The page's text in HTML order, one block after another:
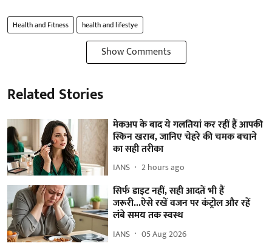
Health and Fitness health and lifestye
Show Comments
Related Stories
मेकअप के बाद ये गलतियां कर रहीं हैं आपकी
स्किन खराब, जानिए चेहरे की चमक बचाने
का सही तरीका
IANS 2 hours ago
सिर्फ डाइट नहीं, सही आदतें भी हैं
जरूरी...ऐसे रखें वजन पर कंट्रोल और रहें
लंबे समय तक स्वस्थ
IANS 05 Aug 2026